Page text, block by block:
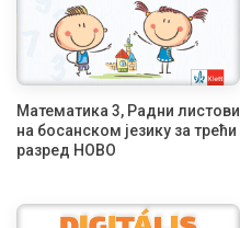
Математика 3, Радни листови
на босанском језику за трећи
разред НОВО